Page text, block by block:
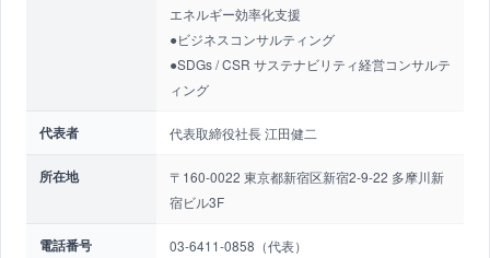
エネルギー効率化支援
●ビジネスコンサルティング
●SDGs / CSR サステナビリティ経営コンサルテ
ィング
代表者 代表取締役社長 江田健二
所在地
〒160-0022 東京都新宿区新宿2-9-22 多摩川新
宿ビル3F
電話番号 03-6411-0858（代表）